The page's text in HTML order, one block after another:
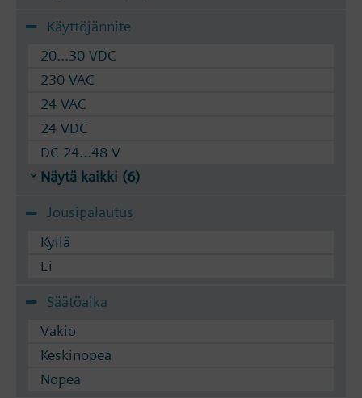
Käyttöjännite
20...30 VDC
230 VAC
24 VAC
24 VDC
DC 24...48 V
Näytä kaikki (6)
Jousipalautus
Kyllä
Ei
Säätöaika
Vakio
Keskinopea
Nopea